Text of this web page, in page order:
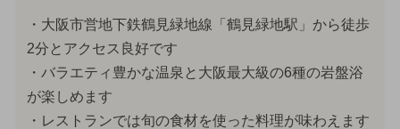
・大阪市営地下鉄鶴見緑地線「鶴見緑地駅」から徒歩
2分とアクセス良好です
・バラエティ豊かな温泉と大阪最大級の6種の岩盤浴
が楽しめます
・レストランでは旬の食材を使った料理が味わえます